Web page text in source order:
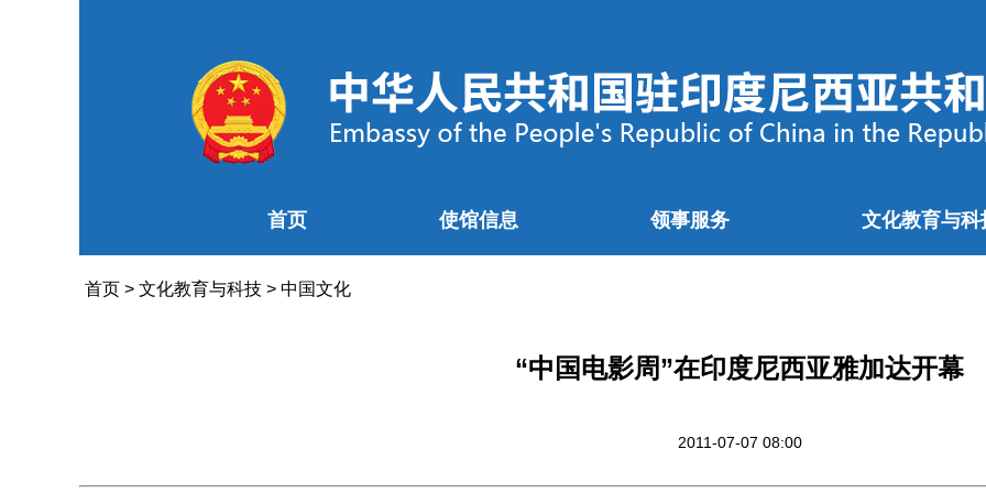
首页 使馆信息 领事服务 文化教育与科
首页> 文化教育与科技> 中国文化
“中国电影周”在印度尼西亚雅加达开幕
2011-07-07 08:00